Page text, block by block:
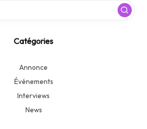
Catégories
Annonce
Événements
Interviews
News